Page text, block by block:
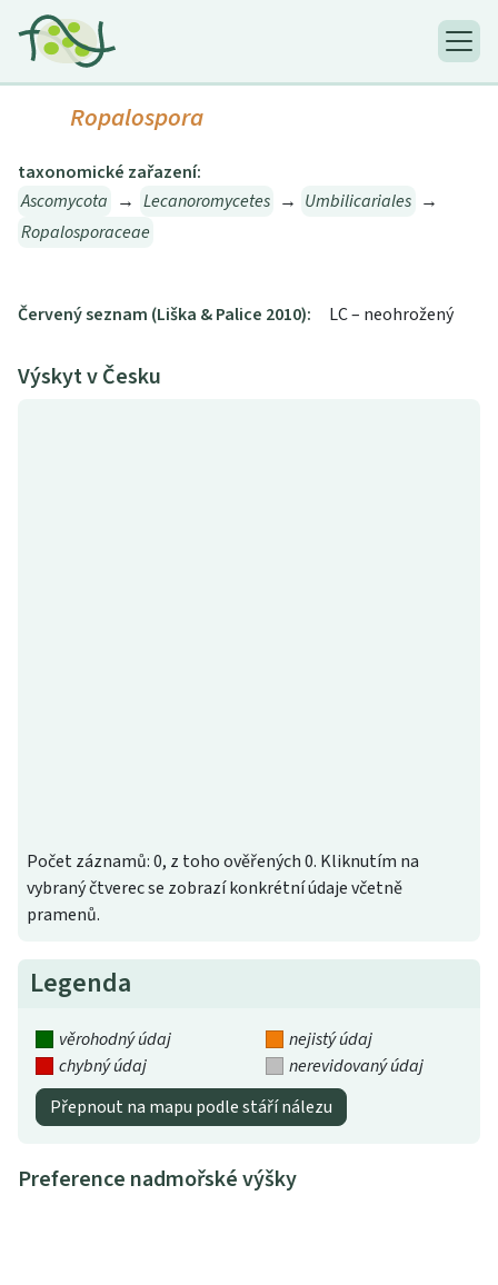
Ropalospora
taxonomické zařazení:
Ascomycota → Lecanoromycetes → Umbilicariales →
Ropalosporaceae
Červený seznam (Liška & Palice 2010): LC – neohrožený
Výskyt v Česku
Počet záznamů: 0, z toho ověřených 0. Kliknutím na
vybraný čtverec se zobrazí konkrétní údaje včetně
pramenů.
Legenda
věrohodný údaj
nejistý údaj
chybný údaj
nerevidovaný údaj
Přepnout na mapu podle stáří nálezu
Preference nadmořské výšky